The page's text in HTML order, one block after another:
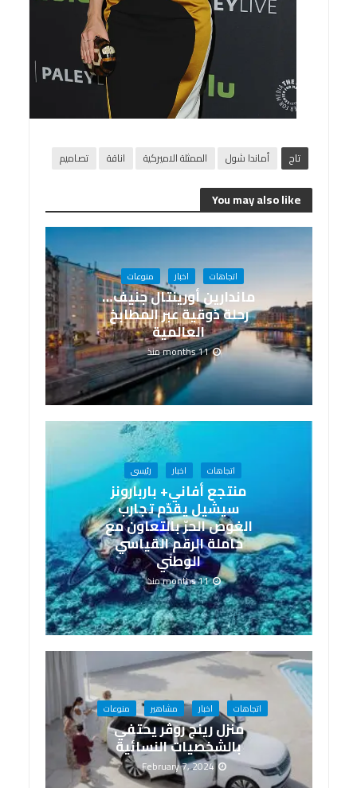
تاج أماندا شول الممثلة الاميركية اناقة تصاميم
You may also like
اتجاهات اخبار منوعات
ماندارين أورينتال جنيف…
رحلة ذوقية عبر المطابخ
العالمية
11 months منذ
اتجاهات اخبار رئيسى
منتجع أفاني+ باربارونز
سيشيل يقدّم تجارب
الغوص الحرّ بالتعاون مع
حاملة الرقم القياسي
الوطني
11 months منذ
اتجاهات اخبار مشاهير منوعات
منزل رينج روڤر يحتفي
بالشخصيات النسائية
February 7, 2024